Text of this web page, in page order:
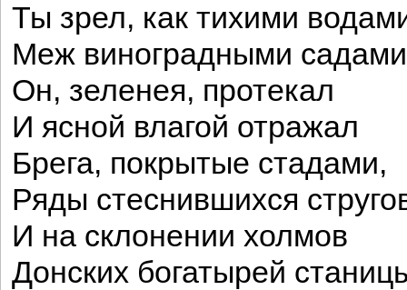
Ты зрел, как тихими
Меж виноградными садами
Он, зеленея, протекал
И ясной влагой отражал
Брега, покрытые стадами,
Ряды стеснившихся
И на склонении холмов
Донских богатырей